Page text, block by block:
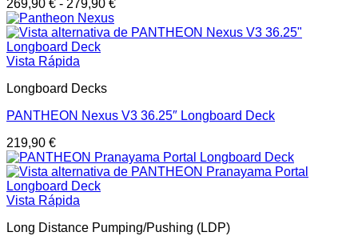
269,90 € - 279,90 €
Vista Rápida
Longboard Decks
PANTHEON Nexus V3 36.25″ Longboard Deck
219,90 €
Vista Rápida
Long Distance Pumping/Pushing (LDP)